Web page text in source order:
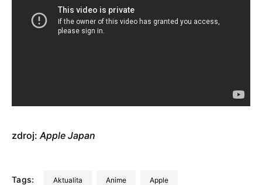
zdroj: Apple Japan
Tags: aktualita anime Apple